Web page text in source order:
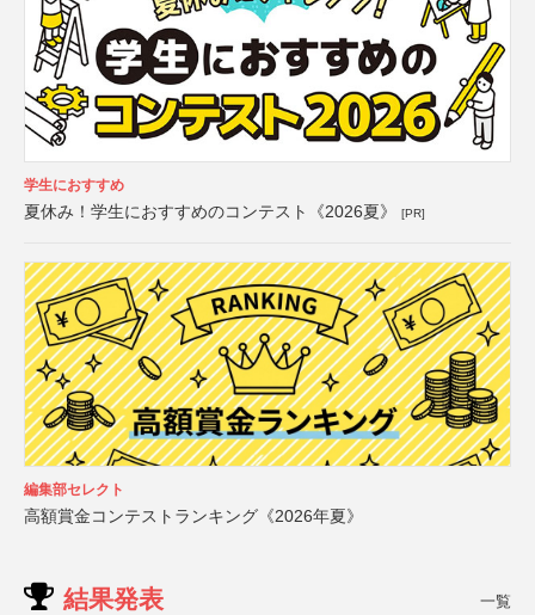
学生におすすめ
夏休み！学生におすすめのコンテスト《2026夏》 [PR]
編集部セレクト
高額賞金コンテストランキング《2026年夏》
結果発表 一覧